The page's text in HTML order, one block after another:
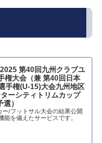
第40回九州クラブユ
権大会（兼 第40回日本
手権(U-15)大会九州地区
ーシティトリムカップ
）
/フットサル大会の結果公開
能を備えたサービスです。